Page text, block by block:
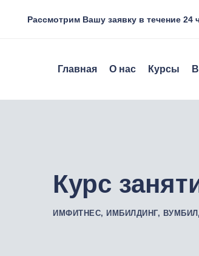
Рассмотрим Вашу заявку в течение 24
Главная О нас Курсы
Курс
ИМФИТНЕС, ИМБИЛДИНГ,